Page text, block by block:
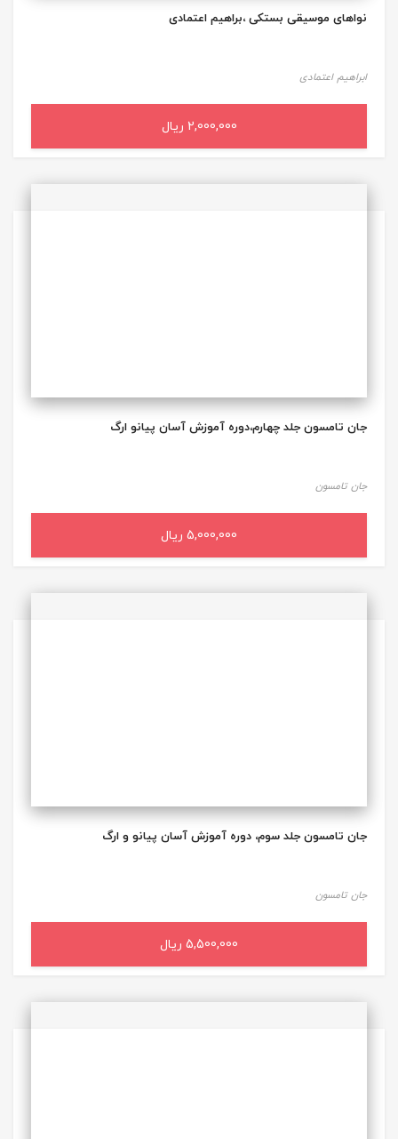
نواهای موسیقی بستکی ،براهیم اعتمادی
ابراهیم اعتمادی
2,000,000 ریال
افزودن به سبد خرید
جان تامسون جلد چهارم،دوره آموزش آسان پیانو ارگ
جان تامسون
5,000,000 ریال
افزودن به سبد خرید
جان تامسون جلد سوم، دوره آموزش آسان پیانو و ارگ
جان تامسون
5,500,000 ریال
افزودن به سبد خرید